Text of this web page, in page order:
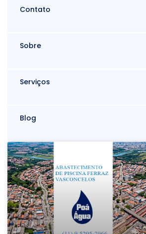
Contato
Sobre
Serviços
Blog